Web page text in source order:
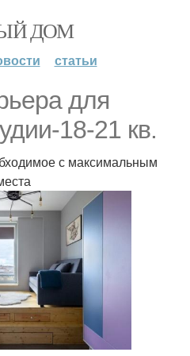
ДОМ
статьи
для
18-21 кв.
с максимальным